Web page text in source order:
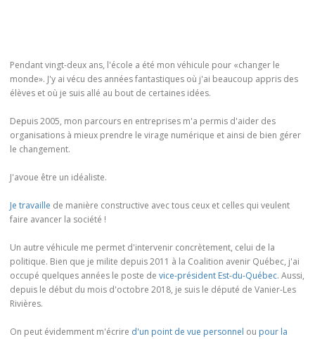
Pendant vingt-deux ans, l'école a été mon véhicule pour «changer le
monde». J'y ai vécu des années fantastiques où j'ai beaucoup appris des
élèves et où je suis allé au bout de certaines idées.
Depuis 2005, mon parcours en entreprises m'a permis d'aider des
organisations à mieux prendre le virage numérique et ainsi de bien gérer
le changement.
J'avoue être un idéaliste.
Je travaille de manière constructive avec tous ceux et celles qui veulent
faire avancer la société !
Un autre véhicule me permet d'intervenir concrètement, celui de la
politique. Bien que je milite depuis 2011 à la Coalition avenir Québec, j'ai
occupé quelques années le poste de vice-président Est-du-Québec. Aussi,
depuis le début du mois d'octobre 2018, je suis le député de Vanier-Les
Rivières.
On peut évidemment m'écrire d'un point de vue personnel ou pour la